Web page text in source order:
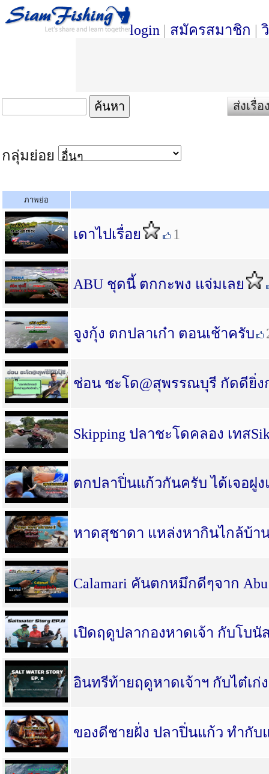
login | สมัครสมาชิก |
ส่งเรื่
กลุ่มย่อย
ภาพย่อ
เดาไปเรื่อย 1
ABU ชุดนี้ ตกกะพง แจ่มเลย
จูงกุ้ง ตกปลาเก๋า ตอนเช้าครับ
ช่อน ชะโด@สุพรรณบุรี กัดดียิ่ง
Skipping ปลาชะโดคลอง เทส
ตกปลาปิ่นแก้วกันครับ ได้เจอฝูง
หาดสุชาดา แหล่งหากินไกล้บ้า
Calamari คันตกหมึกดีๆจาก Abu
เปิดฤดูปลากองหาดเจ้า กับโบนั
อินทรีท้ายฤดูหาดเจ้าฯ กับไต๋เก่
ของดีชายฝั่ง ปลาปิ่นแก้ว ทำกับ